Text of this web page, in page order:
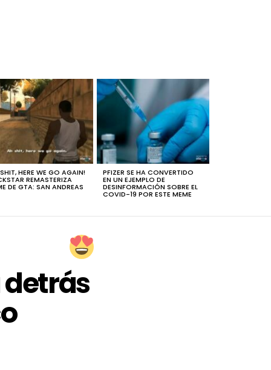
HERE WE GO AGAIN!
REMASTERIZA
DE GTA: SAN ANDREAS
PFIZER SE HA CONVERTIDO
EN UN EJEMPLO DE
DESINFORMACIÓN SOBRE EL
COVID-19 POR ESTE MEME